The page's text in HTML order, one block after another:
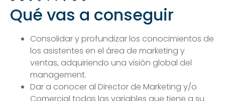
Qué vas a conseguir
Consolidar y profundizar los conocimientos de
los asistentes en el área de marketing y
ventas, adquiriendo una visión global del
management.
Dar a conocer al Director de Marketing y/o
Comercial todas las variables que tiene a su